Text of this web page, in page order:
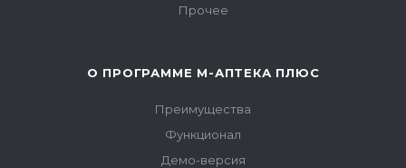
Прочее
О ПРОГРАММЕ М-АПТЕКА ПЛЮС
Преимущества
Функционал
Демо-версия